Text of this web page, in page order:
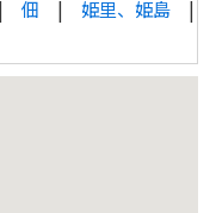
佃
姫里、姫島